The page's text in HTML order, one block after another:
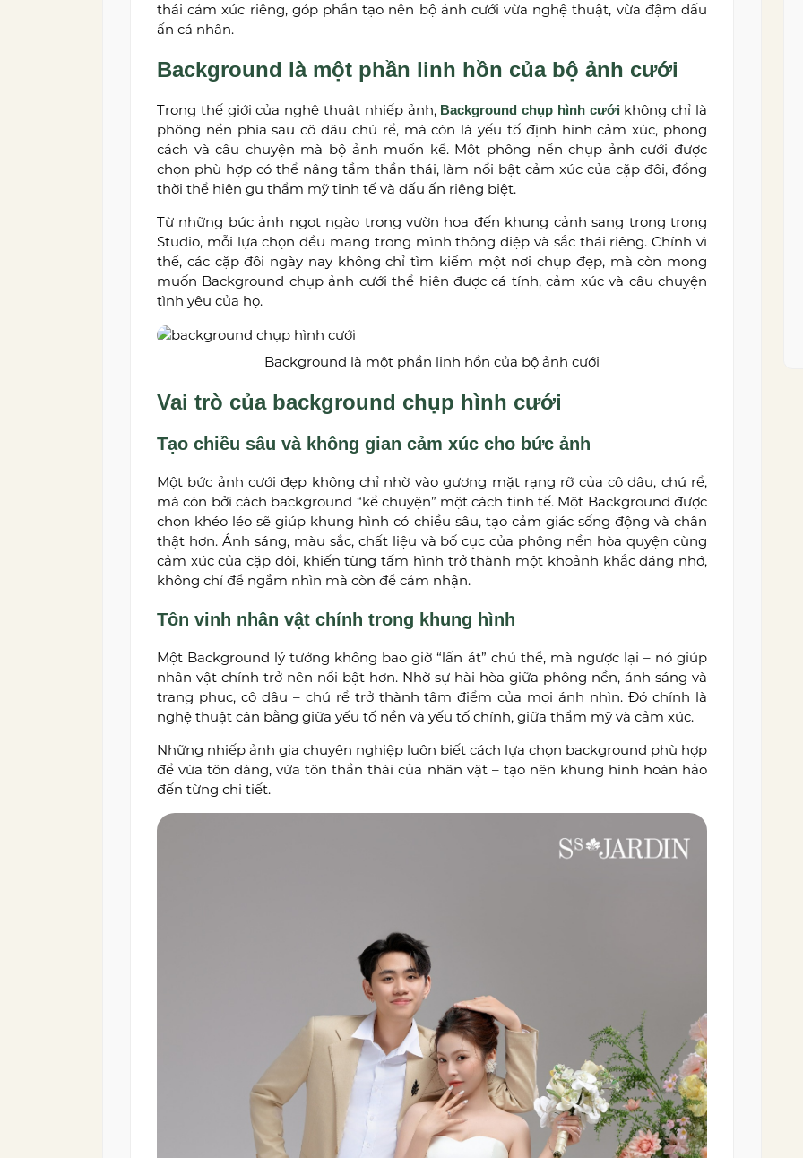
thái cảm xúc riêng, góp phần tạo nên bộ ảnh cưới vừa nghệ thuật, vừa đậm dấu
ấn cá nhân.
Background là một phần linh hồn của bộ ảnh cưới
Trong thế giới của nghệ thuật nhiếp ảnh, Background chụp hình cướikhông chỉ là
phông nền phía sau cô dâu chú rể, mà còn là yếu tố định hình cảm xúc, phong
cách và câu chuyện mà bộ ảnh muốn kể. Một phông nền chụp ảnh cưới được
chọn phù hợp có thể nâng tầm thần thái, làm nổi bật cảm xúc của cặp đôi, đồng
thời thể hiện gu thẩm mỹ tinh tế và dấu ấn riêng biệt.
Từ những bức ảnh ngọt ngào trong vườn hoa đến khung cảnh sang trọng trong
Studio, mỗi lựa chọn đều mang trong mình thông điệp và sắc thái riêng. Chính vì
thế, các cặp đôi ngày nay không chỉ tìm kiếm một nơi chụp đẹp, mà còn mong
muốn Background chụp ảnh cưới thể hiện được cá tính, cảm xúc và câu chuyện
tình yêu của họ.
Background là một phần linh hồn của bộ ảnh cưới
Vai trò của background chụp hình cưới
Tạo chiều sâu và không gian cảm xúc cho bức ảnh
Một bức ảnh cưới đẹp không chỉ nhờ vào gương mặt rạng rỡ của cô dâu, chú rể,
mà còn bởi cách background “kể chuyện” một cách tinh tế. Một Background được
chọn khéo léo sẽ giúp khung hình có chiều sâu, tạo cảm giác sống động và chân
thật hơn. Ánh sáng, màu sắc, chất liệu và bố cục của phông nền hòa quyện cùng
cảm xúc của cặp đôi, khiến từng tấm hình trở thành một khoảnh khắc đáng nhớ,
không chỉ để ngắm nhìn mà còn để cảm nhận.
Tôn vinh nhân vật chính trong khung hình
Một Background lý tưởng không bao giờ “lấn át” chủ thể, mà ngược lại – nó giúp
nhân vật chính trở nên nổi bật hơn. Nhờ sự hài hòa giữa phông nền, ánh sáng và
trang phục, cô dâu – chú rể trở thành tâm điểm của mọi ánh nhìn. Đó chính là
nghệ thuật cân bằng giữa yếu tố nền và yếu tố chính, giữa thẩm mỹ và cảm xúc.
Những nhiếp ảnh gia chuyên nghiệp luôn biết cách lựa chọn background phù hợp
để vừa tôn dáng, vừa tôn thần thái của nhân vật – tạo nên khung hình hoàn hảo
đến từng chi tiết.